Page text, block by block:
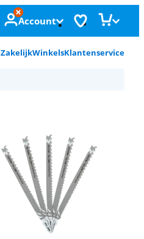
Account
ZakelijkWinkelsKlantenservice